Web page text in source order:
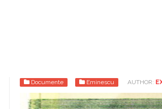
Documente Eminescu AUTHOR: